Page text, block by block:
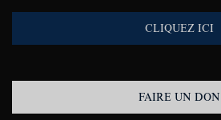
CLIQUEZ ICI
FAIRE UN DON